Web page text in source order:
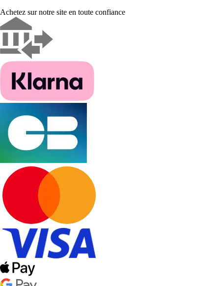
Achetez sur notre site en toute confiance